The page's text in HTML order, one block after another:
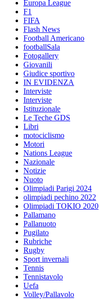
Europa League
F1
FIFA
Flash News
Football Americano
footballSala
Fotogallery
Giovanili
Giudice sportivo
IN EVIDENZA
Interviste
Interviste
Istituzionale
Le Teche GDS
Libri
motociclismo
Motori
Nations League
Nazionale
Notizie
Nuoto
Olimpiadi Parigi 2024
olimpiadi pechino 2022
Olimpiadi TOKIO 2020
Pallamano
Pallanuoto
Pugilato
Rubriche
Rugby
Sport invernali
Tennis
Tennistavolo
Uefa
Volley/Pallavolo